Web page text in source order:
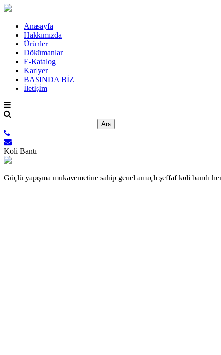
Anasayfa
Hakkımızda
Ürünler
Dökümanlar
E-Katalog
Karİyer
BASINDA BİZ
İletİşİm
Koli Bantı
Güçlü yapışma mukavemetine sahip genel amaçlı şeffaf koli bandı